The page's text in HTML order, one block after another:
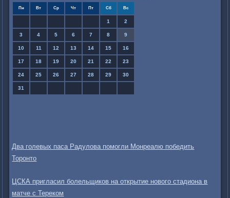
Пн Вт Ср Чт Пт Сб Вс
1 2
3 4 5 6 7 8 9
10 11 12 13 14 15 16
17 18 19 20 21 22 23
24 25 26 27 28 29 30
31
Два голевых паса Радулова помогли Монреалю победить
Торонто
ЦСКА пригласил болельщиков на открытие нового стадиона в
матче с Тереком